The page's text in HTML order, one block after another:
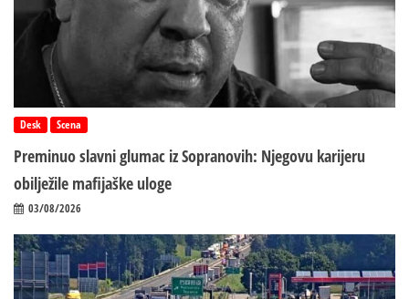
Desk Scena
Preminuo slavni glumac iz Sopranovih: Njegovu karijeru
obilježile mafijaške uloge
03/08/2026